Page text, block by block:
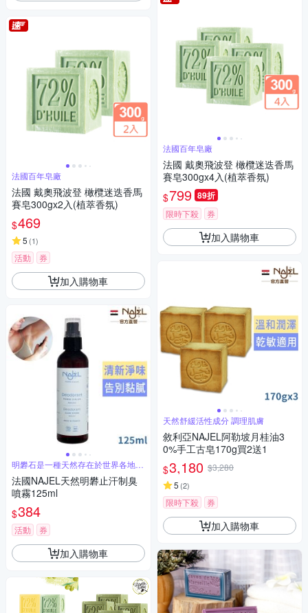
法國百年皂廠
法國 戴奧飛波登 橄欖迷迭香馬
賽皂300gx2入(植萃香氛)
$469
5 (1)
活動 券
加入購物車
明礬石是一種天然存在於世界各地的
礦物
法國NAJEL天然明礬止汗制臭
噴霧125ml
$384
活動 券
加入購物車
法國百年皂廠
法國 戴奧飛波登 橄欖迷迭香馬
賽皂300gx4入(植萃香氛)
$799 89折
限時下殺 券
加入購物車
天然舒緩活性成分 調理肌膚
敘利亞NAJEL阿勒坡月桂油3
0%手工古皂170g買2送1
$3,180 $3,280
5 (2)
限時下殺 券
加入購物車